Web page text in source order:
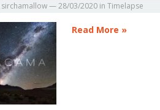
sirchamallow—28/03/2020 in Timelapse
Read More »